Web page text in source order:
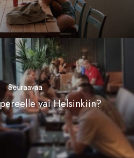
Seuraavaa
vai Helsinkiin?